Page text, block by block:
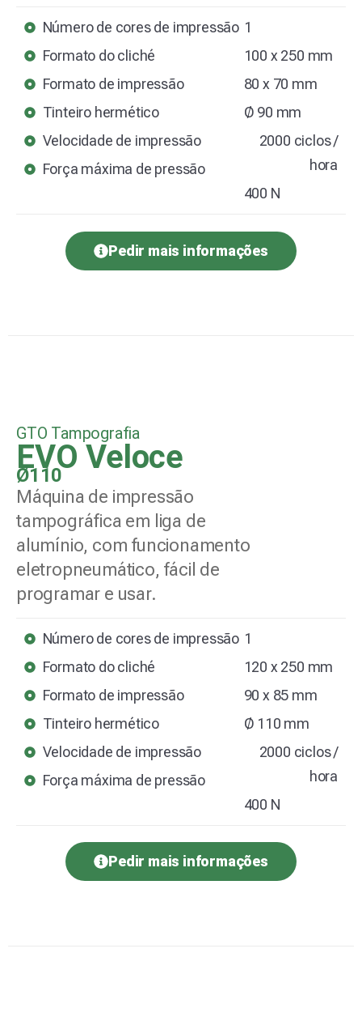
Número de cores de impressão
Formato do cliché
Formato de impressão
Tinteiro hermético
Velocidade de impressão
Força máxima de pressão
1
100 x 250 mm
80 x 70 mm
Ø 90 mm
2000 ciclos /
hora
400 N
Pedir mais informações
GTO Tampografia
EVO Veloce
Ø110
Máquina de impressão
tampográfica em liga de
alumínio, com funcionamento
eletropneumático, fácil de
programar e usar.
Número de cores de impressão
Formato do cliché
Formato de impressão
Tinteiro hermético
Velocidade de impressão
Força máxima de pressão
1
120 x 250 mm
90 x 85 mm
Ø 110 mm
2000 ciclos /
hora
400 N
Pedir mais informações